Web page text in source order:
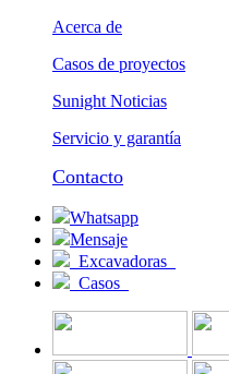
Acerca de
Casos de proyectos
Sunight Noticias
Servicio y garantía
Contacto
Whatsapp
Mensaje
Excavadoras
Casos